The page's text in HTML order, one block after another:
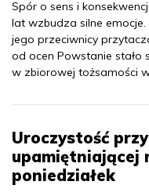
Spór o sens i
lat wzbudza silne
jego przeciwnicy
od ocen Powstanie stało
w zbiorowej tożsamości
Uroczystość
upamiętniającej
poniedziałek